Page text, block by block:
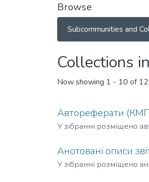
Browse
Subcommunities and
Collections
Now showing 1 - 10 of 12
Автореферати
У зібранні розміщено
Анотовані описи
У зібранні розміщено